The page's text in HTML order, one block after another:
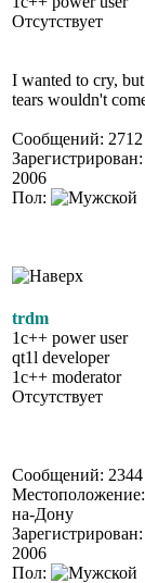
Отсутствует
I wanted to cry,
tears wouldn't
Сообщений: 2712
2006
Пол:
trdm
1c++ power user
qt1l developer
1c++ moderator
Отсутствует
Сообщений: 2344
Местоположение:
на-Дону
2006
Пол: